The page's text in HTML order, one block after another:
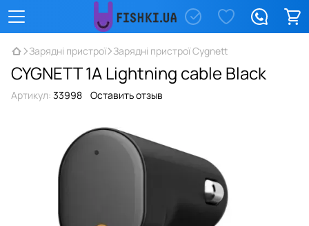
Зарядні пристрої Зарядні пристрої Cygnett
CYGNETT 1A Lightning cable Black
Артикул: 33998 Оставить отзыв